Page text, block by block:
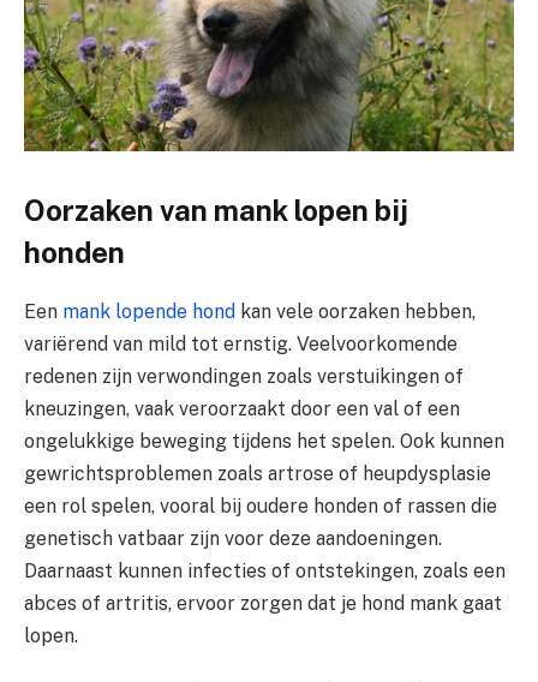
Oorzaken van mank lopen bij
honden
Een mank lopende hond kan vele oorzaken hebben,
variërend van mild tot ernstig. Veelvoorkomende
redenen zijn verwondingen zoals verstuikingen of
kneuzingen, vaak veroorzaakt door een val of een
ongelukkige beweging tijdens het spelen. Ook kunnen
gewrichtsproblemen zoals artrose of heupdysplasie
een rol spelen, vooral bij oudere honden of rassen die
genetisch vatbaar zijn voor deze aandoeningen.
Daarnaast kunnen infecties of ontstekingen, zoals een
abces of artritis, ervoor zorgen dat je hond mank gaat
lopen.